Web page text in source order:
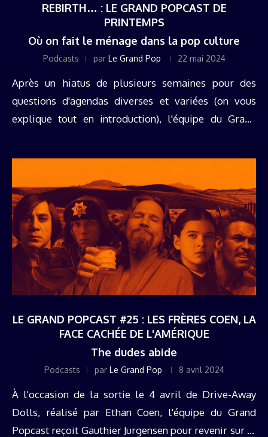
REBIRTH… : LE GRAND POPCAST DE
PRINTEMPS
Où on fait le ménage dans la pop culture
Podcasts par Le Grand Pop 22 mai 2024
Après un hiatus de plusieurs semaines pour des
questions d'agendas diverses et variées (on vous
explique tout en introduction), l'équipe du Grand
LE GRAND POPCAST #25 : LES FRÈRES COEN, LA
FACE CACHÉE DE L'AMÉRIQUE
The dudes abide
Podcasts par Le Grand Pop 8 avril 2024
À l'occasion de la sortie le 4 avril de Drive-Away
Dolls, réalisé par Ethan Coen, l'équipe du Grand
Popcast reçoit Gauthier Jurgensen pour revenir sur le